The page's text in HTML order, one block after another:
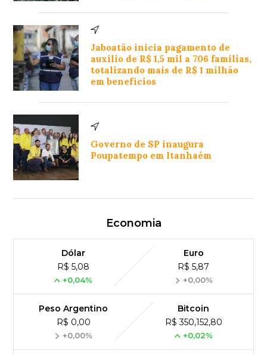
Jaboatão inicia pagamento de
auxílio de R$ 1,5 mil a 706 famílias,
totalizando mais de R$ 1 milhão
em benefícios
Governo de SP inaugura
Poupatempo em Itanhaém
Economia
Dólar
R$ 5,08
+0,04%
Euro
R$ 5,87
+0,00%
Peso Argentino
R$ 0,00
+0,00%
Bitcoin
R$ 350,152,80
+0,02%